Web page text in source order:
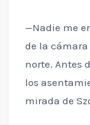
—Nadie me
de la
norte. Antes
los
mirada de